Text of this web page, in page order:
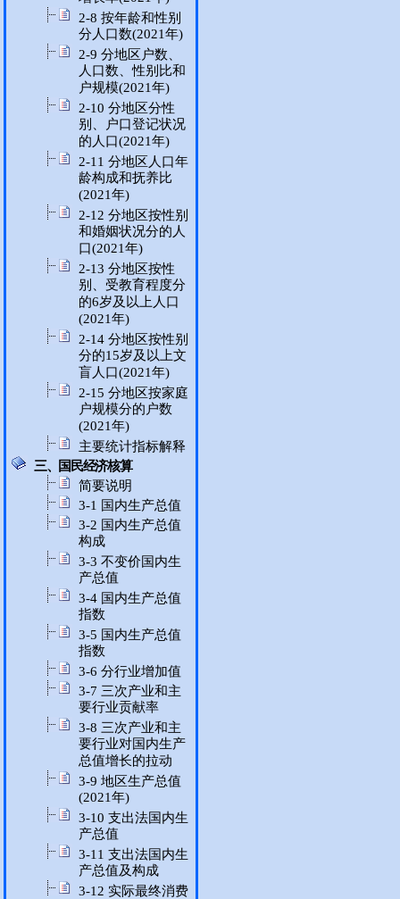
2-8 按年龄和性别
分人口数(2021年)
2-9 分地区户数、
人口数、性别比和
户规模(2021年)
2-10 分地区分性
别、户口登记状况
的人口(2021年)
2-11 分地区人口年
龄构成和抚养比
(2021年)
2-12 分地区按性别
和婚姻状况分的人
口(2021年)
2-13 分地区按性
别、受教育程度分
的6岁及以上人口
(2021年)
2-14 分地区按性别
分的15岁及以上文
盲人口(2021年)
2-15 分地区按家庭
户规模分的户数
(2021年)
主要统计指标解释
三、国民经济核算
简要说明
3-1 国内生产总值
3-2 国内生产总值
构成
3-3 不变价国内生
产总值
3-4 国内生产总值
指数
3-5 国内生产总值
指数
3-6 分行业增加值
3-7 三次产业和主
要行业贡献率
3-8 三次产业和主
要行业对国内生产
总值增长的拉动
3-9 地区生产总值
(2021年)
3-10 支出法国内生
产总值
3-11 支出法国内生
产总值及构成
3-12 实际最终消费